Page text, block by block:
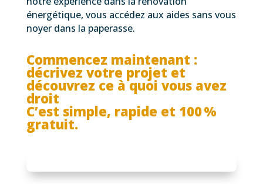
énergétique, vous accédez aux aides sans vous
noyer dans la paperasse.
Commencez maintenant :
décrivez votre projet et
découvrez ce à quoi vous avez
droit
C’est simple, rapide et 100 %
gratuit.